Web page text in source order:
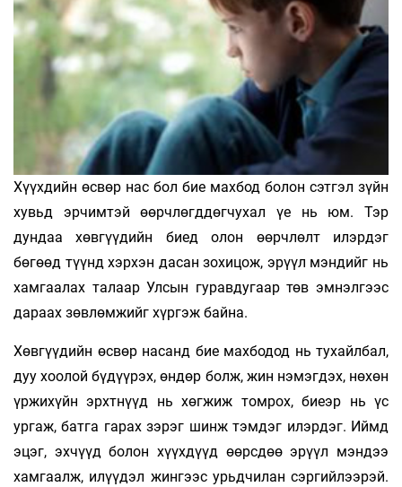
Хүүхдийн өсвөр нас бол бие махбод болон сэтгэл зүйн
хувьд эрчимтэй өөрчлөгддөгчухал үе нь юм. Тэр
дундаа хөвгүүдийн биед олон өөрчлөлт илэрдэг
бөгөөд түүнд хэрхэн дасан зохицож, эрүүл мэндийг нь
хамгаалах талаар Улсын гуравдугаар төв эмнэлгээс
дараах зөвлөмжийг хүргэж байна.
Хөвгүүдийн өсвөр насанд бие махбодод нь тухайлбал,
дуу хоолой бүдүүрэх, өндөр болж, жин нэмэгдэх, нөхөн
үржихүйн эрхтнүүд нь хөгжиж томрох, биеэр нь үс
ургаж, батга гарах зэрэг шинж тэмдэг илэрдэг. Иймд
эцэг, эхчүүд болон хүүхдүүд өөрсдөө эрүүл мэндээ
хамгаалж, илүүдэл жингээс урьдчилан сэргийлээрэй.